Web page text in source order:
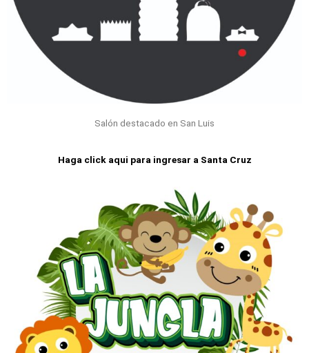
Salón destacado en San Luis
Haga click aqui para ingresar a Santa Cruz